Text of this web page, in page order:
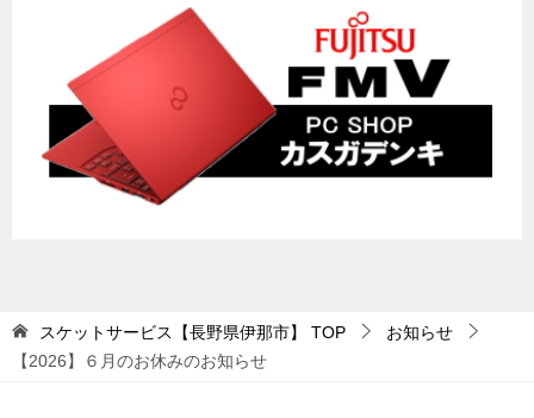
スケットサービス【長野県伊那市】 TOP
お知らせ
【2026】６月のお休みのお知らせ